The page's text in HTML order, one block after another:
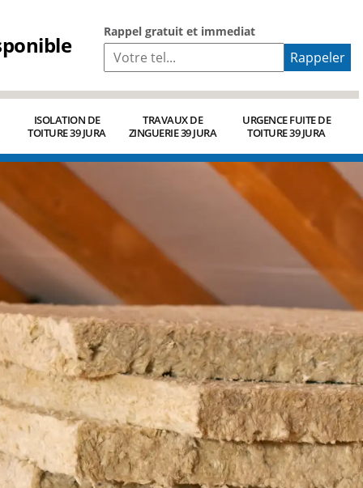
Rappel gratuit et immediat
ISOLATION DE
TOITURE 39 JURA
TRAVAUX DE
ZINGUERIE 39 JURA
URGENCE FUITE DE
TOITURE 39 JURA